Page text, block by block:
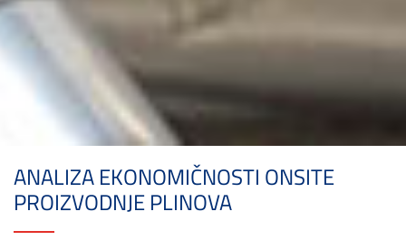
ANALIZA EKONOMIČNOSTI ONSITE
PROIZVODNJE PLINOVA